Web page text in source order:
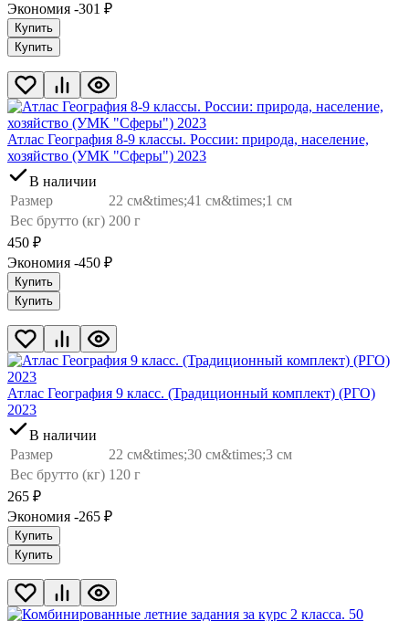
Экономия -301 ₽
Купить
Купить
Атлас География 8-9 классы. России: природа, население,
хозяйство (УМК "Сферы") 2023
В наличии
Размер
22 см&times;41 см&times;1 см
Вес брутто (кг) 200 г
450 ₽
Экономия -450 ₽
Купить
Купить
Атлас География 9 класс. (Традиционный комплект) (РГО)
2023
В наличии
Размер
22 см&times;30 см&times;3 см
Вес брутто (кг) 120 г
265 ₽
Экономия -265 ₽
Купить
Купить